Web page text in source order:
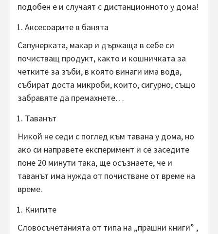
подобен е и случаят с дистанционното у дома!
Аксесоарите в банята
Сапунерката, макар и държаща в себе си
почистващ продукт, както и кошничката за
четките за зъби, в която винаги има вода,
събират доста микроби, които, сигурно, също
забравяте да премахнете…
Таванът
Никой не седи с поглед към тавана у дома, но
ако си направете експеримент и се заседите
поне 20 минути така, ще осъзнаете, че и
таванът има нужда от почистване от време на
време.
Книгите
Словосъчетанията от типа на „прашни книги” ,